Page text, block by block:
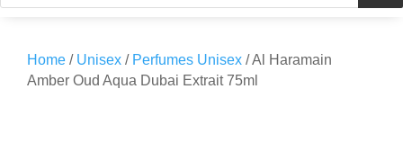
Home / Unisex / Perfumes Unisex / Al Haramain
Amber Oud Aqua Dubai Extrait 75ml